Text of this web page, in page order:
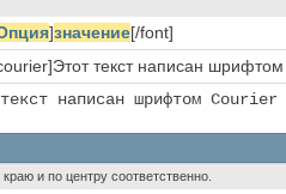
]значение[/font]
текст написан
написан шрифтом Courier
и по центру соответственно.